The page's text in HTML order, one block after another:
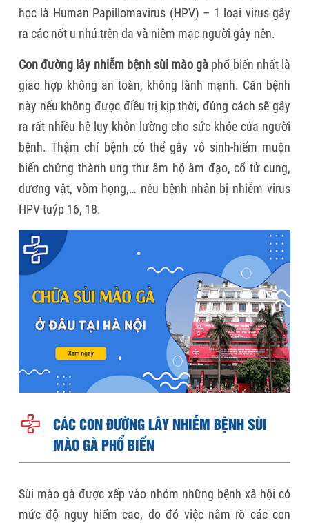
học là Human Papillomavirus (HPV) – 1 loại virus gây
ra các nốt u nhú trên da và niêm mạc người gây nên.
Con đường lây nhiễm bệnh sùi mào gà phổ biến nhất là
giao hợp không an toàn, không lành mạnh. Căn bệnh
này nếu không được điều trị kịp thời, đúng cách sẽ gây
ra rất nhiều hệ lụy khôn lường cho sức khỏe của người
bệnh. Thậm chí bệnh có thể gây vô sinh-hiếm muộn
biến chứng thành ung thư âm hộ âm đạo, cổ tử cung,
dương vật, vòm họng,… nếu bệnh nhân bị nhiễm virus
HPV tuýp 16, 18.
CÁC CON ĐƯỜNG LÂY NHIỄM BỆNH SÙI
MÀO GÀ PHỔ BIẾN
Sùi mào gà được xếp vào nhóm những bệnh xã hội có
mức độ nguy hiểm cao, do đó việc nắm rõ các con